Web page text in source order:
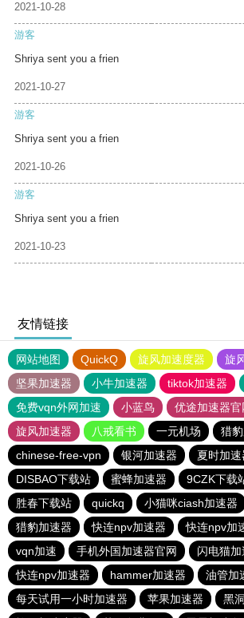
2021-10-28
游客
Shriya sent you a frien
2021-10-27
游客
Shriya sent you a frien
2021-10-26
游客
Shriya sent you a frien
2021-10-23
友情链接
网站地图 QuickQ 旋风加速度器 旋
坚果加速器
小牛加速器 tiktok加速器
免费vqn外网加速
小蓝鸟 优途加速器官
旋风加速器
八戒看书 一元机场
猎
chinese-free-vpn
银河加速器
夏时加速
DISBAO下载站
蜜蜂加速器 9CZK下载
胜春下载站
quickq 小猫咪ciash加速器
猎豹加速器
快连npv加速器 快连npv加
vqn加速
手机外国加速器官网
闪电猫加
快连npv加速器
hammer加速器 油管加
每天试用一小时加速器
苹果加速器 黑